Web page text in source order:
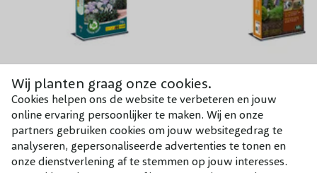
Wij planten graag onze cookies.
Cookies helpen ons de website te verbeteren en jouw
online ervaring persoonlijker te maken. Wij en onze
partners gebruiken cookies om jouw websitegedrag te
analyseren, gepersonaliseerde advertenties te tonen en
onze dienstverlening af te stemmen op jouw interesses.
Aanplantgrond (potgrond)
€ 8,75
Vivimus universeel
€ 11,50